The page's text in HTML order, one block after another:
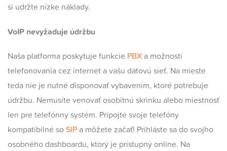
si udržte nízke náklady.
VoIP nevyžaduje údržbu
Naša platforma poskytuje funkcie PBXa možnosti
telefonovania cez internet a vašu dátovú sieť. Na mieste
teda nie je nutné disponovať vybavením, ktoré potrebuje
údržbu. Nemusíte venovať osobitnú skrinku alebo miestnosť
len pre telefónny systém. Pripojte svoje telefóny
kompatibilné so SIPa môžete začať! Prihláste sa do svojho
osobného dashboardu, ktorý je prístupný online. Na